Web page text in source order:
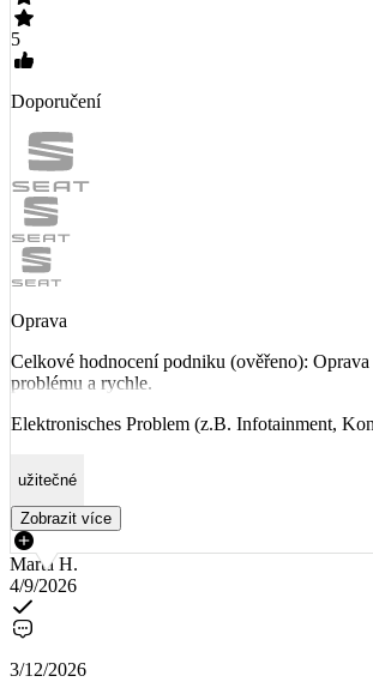
5
Doporučení
Oprava
Celkové hodnocení podniku (ověřeno): Oprava
problému a rychle.
Elektronisches Problem (z.B. Infotainment,
užitečné
Zobrazit více
Marta H.
4/9/2026
3/12/2026